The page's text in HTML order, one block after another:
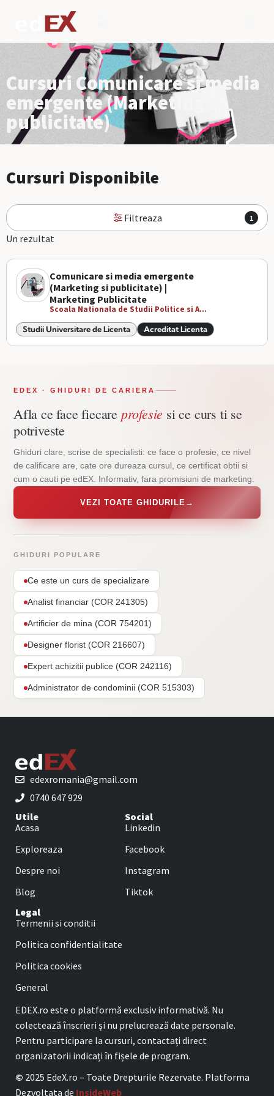
Cursuri Comunicare si media
emergente (Marketing si
publicitate)
Cursuri Disponibile
Filtreaza 1
Un rezultat
Comunicare si media emergente
(Marketing si publicitate) |
Marketing Publicitate
Scoala Nationala de Studii Politice si A...
Studii Universitare de Licenta Acreditat Licenta
EDEX · GHIDURI DE CARIERA
Afla ce face fiecare profesie si ce curs ti se
potriveste
Ghiduri clare, scrise de specialisti: ce face o profesie, ce nivel
de calificare are, cate ore dureaza cursul, ce certificat obtii si
cum o cauti pe edEX. Informativ, fara promisiuni de marketing.
VEZI TOATE GHIDURILE →
GHIDURI POPULARE
Ce este un curs de specializare
Analist financiar (COR 241305)
Artificier de mina (COR 754201)
Designer florist (COR 216607)
Expert achizitii publice (COR 242116)
Administrator de condominii (COR 515303)
edexromania@gmail.com
0740 647 929
Utile
Acasa
Exploreaza
Despre noi
Blog
Social
Linkedin
Facebook
Instagram
Tiktok
Legal
Termenii si conditii
Politica confidentialitate
Politica cookies
General
EDEX.ro este o platformă exclusiv informativă. Nu
colectează înscrieri și nu prelucrează date personale.
Pentru participare la cursuri, contactați direct
organizatorii indicați în fișele de program.
© 2025 EdeX.ro – Toate Drepturile Rezervate. Platforma
Dezvoltata de InsideWeb